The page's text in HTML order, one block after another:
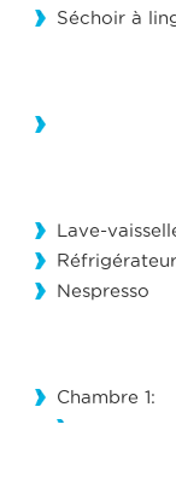
Séchoir à
Lave-
Nespresso
Chambre 1: